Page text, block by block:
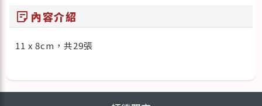
sticky_note_2 內容介紹
11 x 8cm，共29張